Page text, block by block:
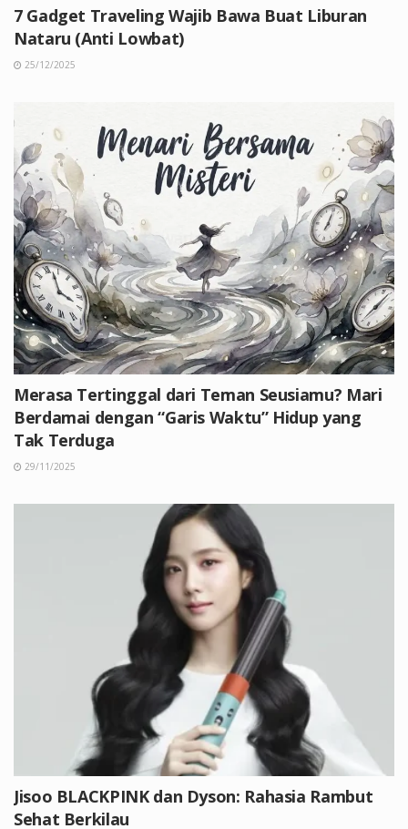
7 Gadget Traveling Wajib Bawa Buat Liburan
Nataru (Anti Lowbat)
25/12/2025
Merasa Tertinggal dari Teman Seusiamu? Mari
Berdamai dengan “Garis Waktu” Hidup yang
Tak Terduga
29/11/2025
Jisoo BLACKPINK dan Dyson: Rahasia Rambut
Sehat Berkilau